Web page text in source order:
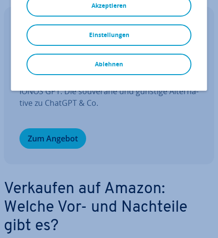
IONOS GPT
Ihr sou­ve­rä­ner KI Assistent für mehr
Pro­duk­ti­vi­tät.
IONOS GPT. Die souveräne und günstige Al­ter­na­
ti­ve zu ChatGPT & Co.
Zum Angebot
Verkaufen auf Amazon:
Welche Vor- und Nachteile
gibt es?
Akzeptieren
Ablehnen
Einstellungen